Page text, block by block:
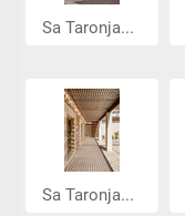
Sa Taronja...
Sa Taronja...